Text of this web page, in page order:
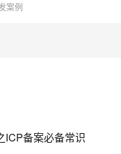
案例
ICP备案必备常识